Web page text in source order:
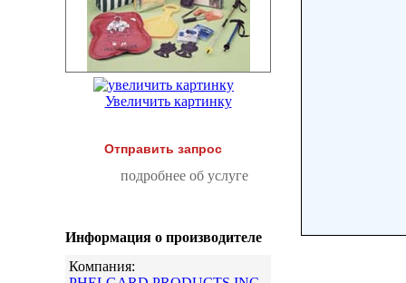
Увеличить картинку
Отправить запрос
подробнее об услуге
Информация о производителе
Компания: